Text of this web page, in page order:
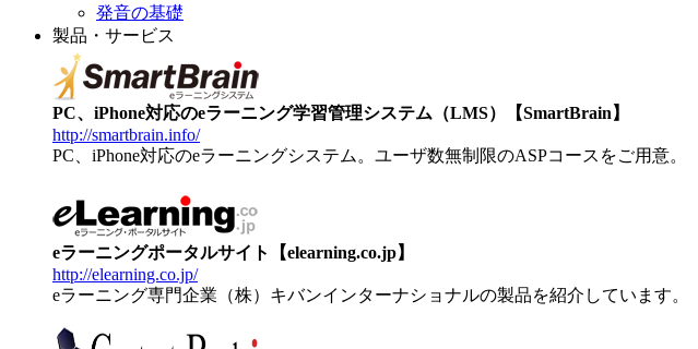
発音の基礎
製品・サービス
PC、iPhone対応のeラーニング学習管理システム（LMS）【SmartBrain】
http://smartbrain.info/
PC、iPhone対応のeラーニングシステム。ユーザ数無制限のASPコースをご用意。
eラーニングポータルサイト【elearning.co.jp】
http://elearning.co.jp/
eラーニング専門企業（株）キバンインターナショナルの製品を紹介しています。